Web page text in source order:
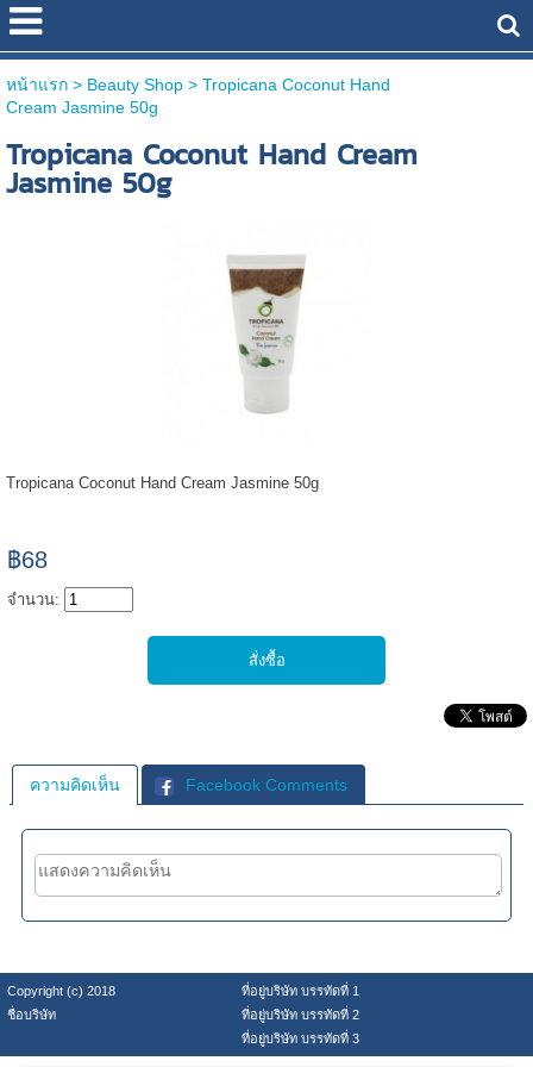
หน้าแรก> Beauty Shop > Tropicana Coconut Hand
Cream Jasmine 50g
Tropicana Coconut Hand Cream
Jasmine 50g
Tropicana Coconut Hand Cream Jasmine 50g
฿68
จำนวน:
ความคิดเห็น Facebook Comments
Copyright (c) 2018
ที่อยู่บริษัท บรรทัดที่ 1
ชื่อบริษัท
ที่อยู่บริษัท บรรทัดที่ 2
ที่อยู่บริษัท บรรทัดที่ 3